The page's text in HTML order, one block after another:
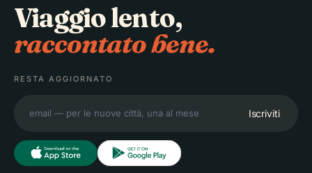
Viaggio lento,
raccontato bene.
RESTA AGGIORNATO
Iscriviti